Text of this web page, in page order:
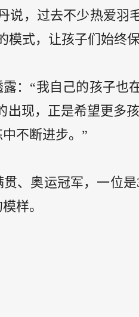
说，过去不少热爱
模式，让孩子们始终
：“我自己的孩子
出现，正是希望更多
不断进步。”
、奥运冠军，一位
样。